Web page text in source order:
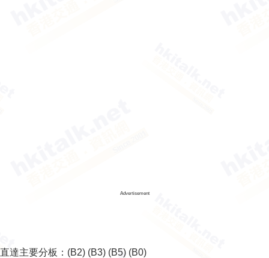
Advertisement
直達主要分板： (B2) (B3) (B5) (B0)